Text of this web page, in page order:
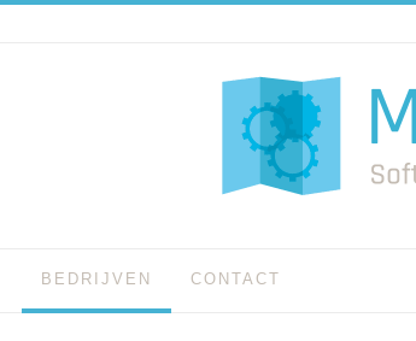
BEDRIJVEN CONTACT